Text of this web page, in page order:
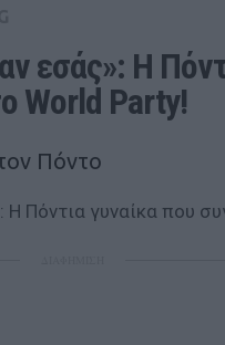
εσάς»: Η
World Party!
Πόντο